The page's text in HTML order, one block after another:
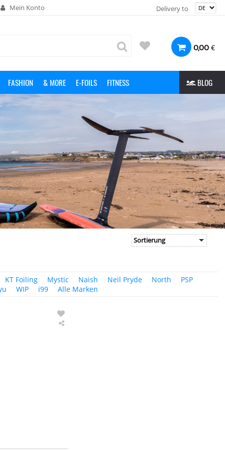
Mein Konto Delivery to
0,00 €
FASHION & MORE E-FOILS FITNESS BLOG
KT Foiling Mystic Naish Neil Pryde North
PSP
WIP i99 Alle Marken